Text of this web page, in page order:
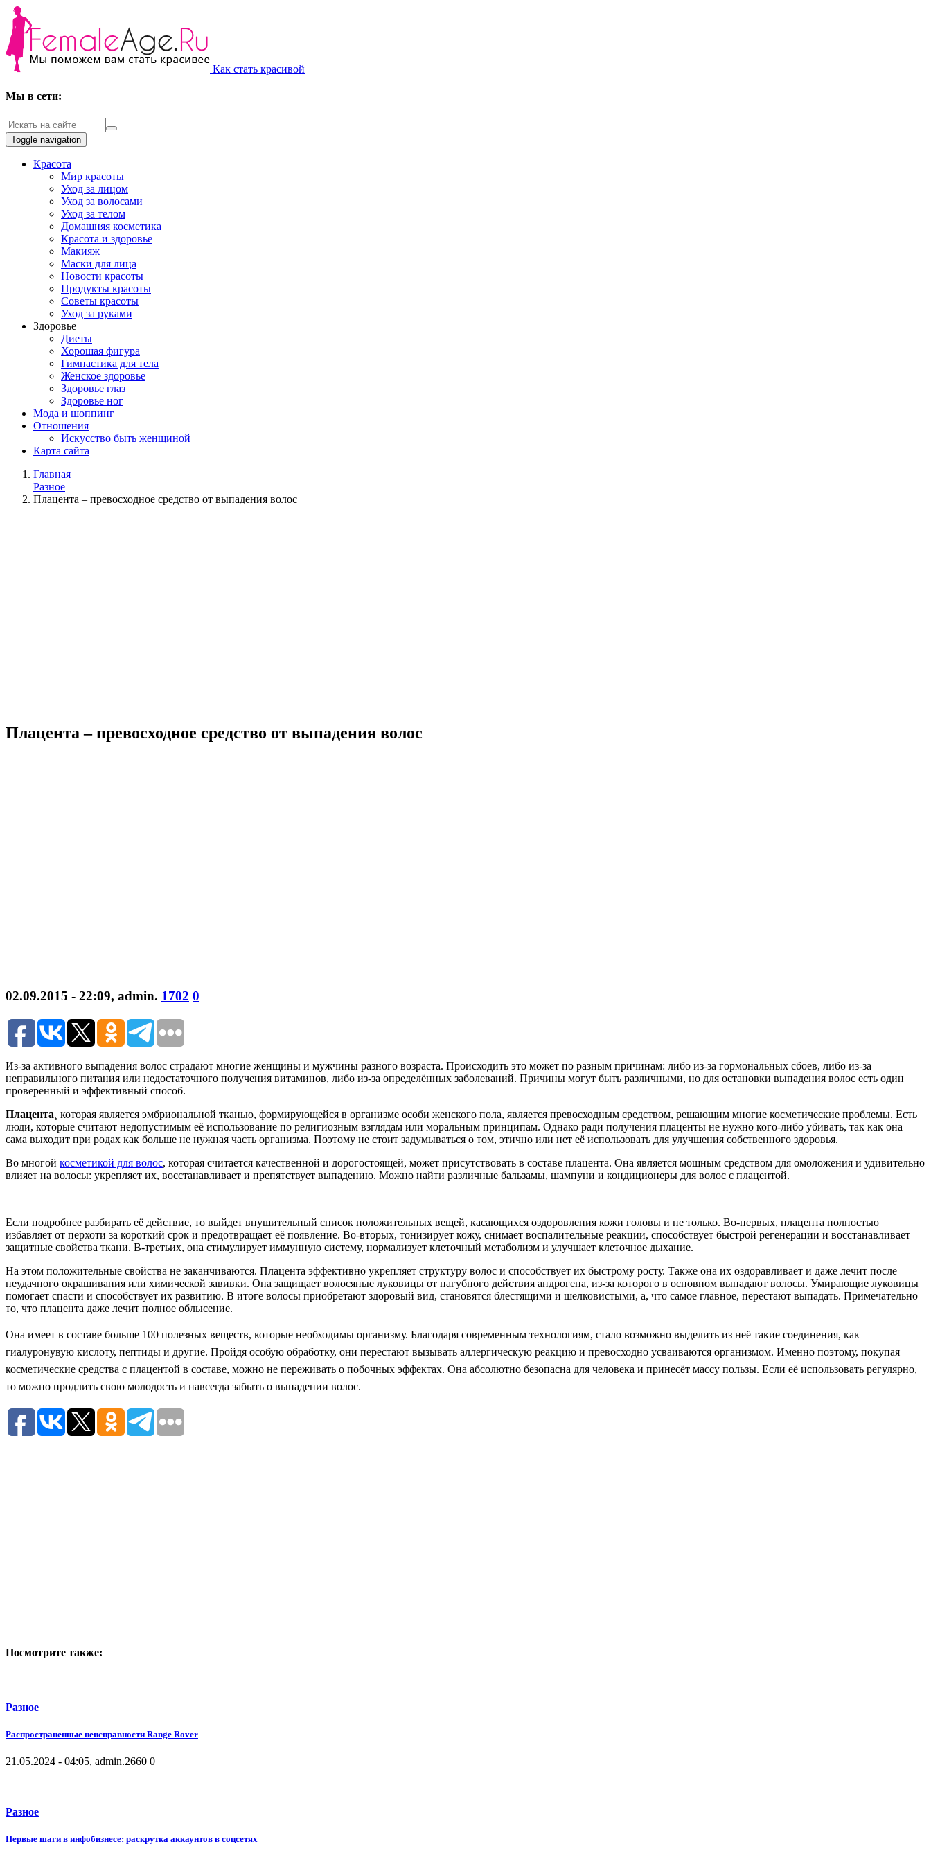
Как стать красивой
Мы в сети:
Toggle navigation
Красота
Мир красоты
Уход за лицом
Уход за волосами
Уход за телом
Домашняя косметика
Красота и здоровье
Макияж
Маски для лица
Новости красоты
Продукты красоты
Советы красоты
Уход за руками
Здоровье
Диеты
Хорошая фигура
Гимнастика для тела
Женское здоровье
Здоровье глаз
Здоровье ног
Мода и шоппинг
Отношения
Искусство быть женщиной
Карта сайта
Главная
Разное
Плацента – превосходное средство от выпадения волос
Плацента – превосходное средство от выпадения волос
02.09.2015 - 22:09, admin. 1702 0
Из-за активного выпадения волос страдают многие женщины и мужчины разного возраста. Происходить это может по разным причинам: либо из-за гормональных сбоев, либо из-за
неправильного питания или недостаточного получения витаминов, либо из-за определённых заболеваний. Причины могут быть различными, но для остановки выпадения волос есть один
проверенный и эффективный способ.
Плацента ¸ которая является эмбриональной тканью, формирующейся в организме особи женского пола, является превосходным средством, решающим многие косметические проблемы. Есть
люди, которые считают недопустимым её использование по религиозным взглядам или моральным принципам. Однако ради получения плаценты не нужно кого-либо убивать, так как она
сама выходит при родах как больше не нужная часть организма. Поэтому не стоит задумываться о том, этично или нет её использовать для улучшения собственного здоровья.
Во многой косметикой для волос, которая считается качественной и дорогостоящей, может присутствовать в составе плацента. Она является мощным средством для омоложения и удивительно
влияет на волосы: укрепляет их, восстанавливает и препятствует выпадению. Можно найти различные бальзамы, шампуни и кондиционеры для волос с плацентой.
Если подробнее разбирать её действие, то выйдет внушительный список положительных вещей, касающихся оздоровления кожи головы и не только. Во-первых, плацента полностью
избавляет от перхоти за короткий срок и предотвращает её появление. Во-вторых, тонизирует кожу, снимает воспалительные реакции, способствует быстрой регенерации и восстанавливает
защитные свойства ткани. В-третьих, она стимулирует иммунную систему, нормализует клеточный метаболизм и улучшает клеточное дыхание.
На этом положительные свойства не заканчиваются. Плацента эффективно укрепляет структуру волос и способствует их быстрому росту. Также она их оздоравливает и даже лечит после
неудачного окрашивания или химической завивки. Она защищает волосяные луковицы от пагубного действия андрогена, из-за которого в основном выпадают волосы. Умирающие луковицы
помогает спасти и способствует их развитию. В итоге волосы приобретают здоровый вид, становятся блестящими и шелковистыми, а, что самое главное, перестают выпадать. Примечательно
то, что плацента даже лечит полное облысение.
Она имеет в составе больше 100 полезных веществ, которые необходимы организму. Благодаря современным технологиям, стало возможно выделить из неё такие соединения, как
гиалуронувую кислоту, пептиды и другие. Пройдя особую обработку, они перестают вызывать аллергическую реакцию и превосходно усваиваются организмом. Именно поэтому, покупая
косметические средства с плацентой в составе, можно не переживать о побочных эффектах. Она абсолютно безопасна для человека и принесёт массу пользы. Если её использовать регулярно,
то можно продлить свою молодость и навсегда забыть о выпадении волос.
Посмотрите также:
Разное
Распространенные неисправности Range Rover
21.05.2024 - 04:05, admin.2660 0
Разное
Первые шаги в инфобизнесе: раскрутка аккаунтов в соцсетях